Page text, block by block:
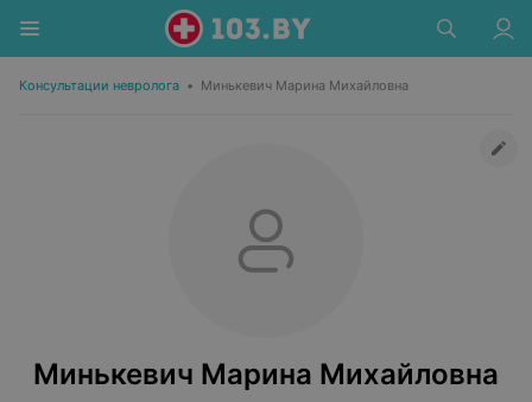
Консультации невролога • Минькевич Марина Михайловна
Минькевич Марина Михайловна